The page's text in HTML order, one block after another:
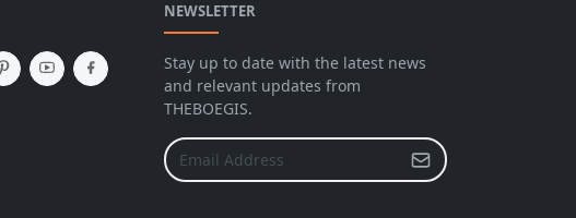
NEWSLETTER
Stay up to date with the latest news
and relevant updates from
THEBOEGIS.